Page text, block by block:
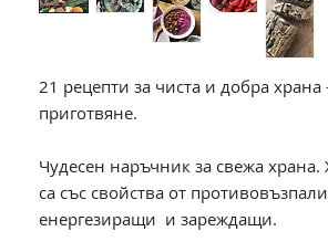
21 рецепти за чиста и добра
приготвяне.
Чудесен наръчник за свежа храна.
са със свойства от
енергезиращи и зареждащи.